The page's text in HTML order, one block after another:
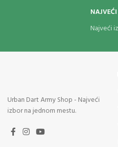
Najveći
Urban Dart Army Shop - Najveći
izbor na jednom mestu.